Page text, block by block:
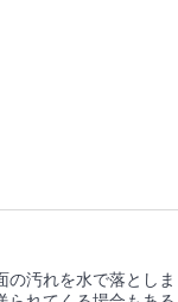
の汚れを水で落としま